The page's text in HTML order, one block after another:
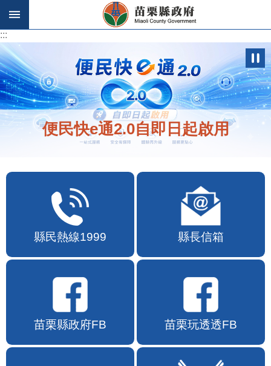
跳到主要內容區塊
:::
:::
便民快e通2.0自即日起啟用
縣民熱線1999 縣長信箱
苗栗縣政府FB 苗栗玩透透FB